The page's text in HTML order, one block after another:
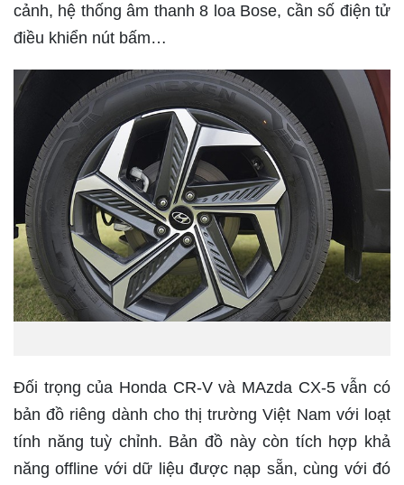
cảnh, hệ thống âm thanh 8 loa Bose, cần số điện tử
điều khiển nút bấm…
Đối trọng của Honda CR-V và MAzda CX-5 vẫn có
bản đồ riêng dành cho thị trường Việt Nam với loạt
tính năng tuỳ chỉnh. Bản đồ này còn tích hợp khả
năng offline với dữ liệu được nạp sẵn, cùng với đó